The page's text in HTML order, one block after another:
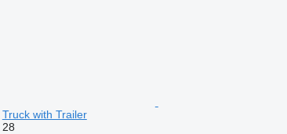
Truck with Trailer
28